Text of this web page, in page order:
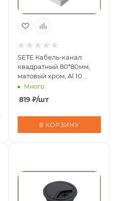
SETE Кабель-канал
квадратный 80*80мм,
матовый хром, Al 10
шт/160шт/кор PK-8080-
Много
819₽/шт
В КОРЗИНУ